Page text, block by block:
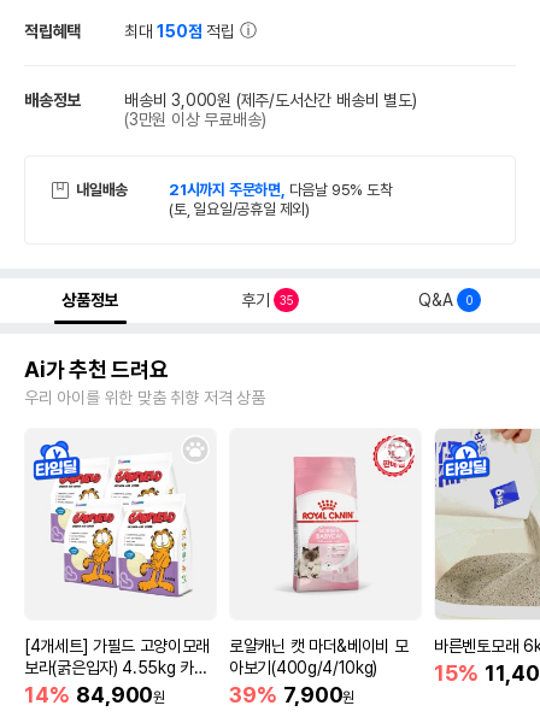
적립혜택 최대150점 적립
배송정보 배송비 3,000원 (제주/도서산간 배송비 별도)
(3만원 이상 무료배송)
내일배송 21시까지 주문하면, 다음날 95% 도착
(토, 일요일/공휴일 제외)
상품정보 후기 35 Q&A 0
Ai가 추천 드려요
우리 아이를 위한 맞춤 취향 저격 상품
[4개세트] 가필드 고양이모래
보라(굵은입자) 4.55kg 카사
바모래
14% 84,900원
로얄캐닌 캣 마더&베이비 모
아보기(400g/4/10kg)
39% 7,900원
바른벤토모래
15%